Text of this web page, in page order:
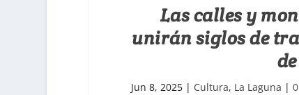
Las calles y
unirán siglos de
Jun 8, 2025| Cultura, La Laguna | 0